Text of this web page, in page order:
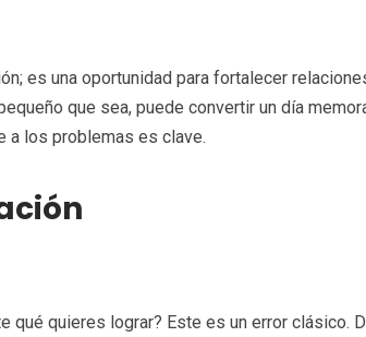
es una oportunidad para fortalecer
que sea, puede convertir un día
a los problemas es clave.
qué quieres lograr? Este es un error clásico.